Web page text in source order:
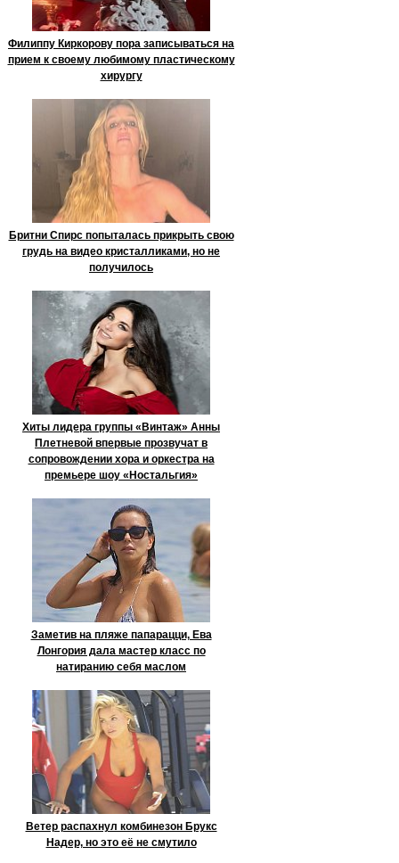
Филиппу Киркорову пора записываться на
прием к своему любимому пластическому
хирургу
Бритни Спирс попыталась прикрыть свою
грудь на видео кристалликами, но не
получилось
Хиты лидера группы «Винтаж» Анны
Плетневой впервые прозвучат в
сопровождении хора и оркестра на
премьере шоу «Ностальгия»
Заметив на пляже папарацци, Ева
Лонгория дала мастер класс по
натиранию себя маслом
Ветер распахнул комбинезон Брукс
Надер, но это её не смутило